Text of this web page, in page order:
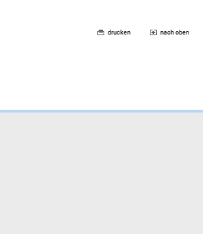
drucken nach oben